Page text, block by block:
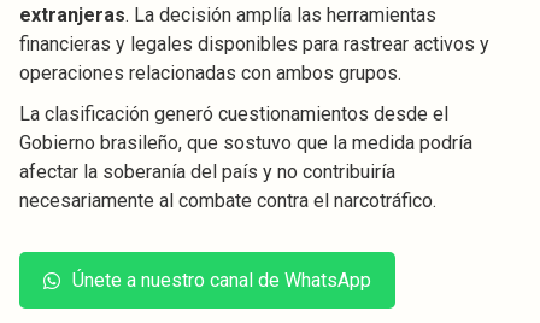
extranjeras. La decisión amplía las herramientas
financieras y legales disponibles para rastrear activos y
operaciones relacionadas con ambos grupos.
La clasificación generó cuestionamientos desde el
Gobierno brasileño, que sostuvo que la medida podría
afectar la soberanía del país y no contribuiría
necesariamente al combate contra el narcotráfico.
Únete a nuestro canal de WhatsApp